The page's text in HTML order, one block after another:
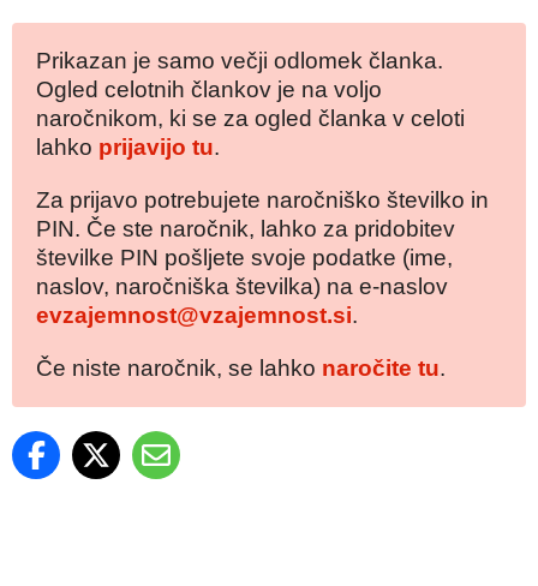
Prikazan je samo večji odlomek članka.
Ogled celotnih člankov je na voljo
naročnikom, ki se za ogled članka v celoti
lahko prijavijo tu.
Za prijavo potrebujete naročniško številko in
PIN. Če ste naročnik, lahko za pridobitev
številke PIN pošljete svoje podatke (ime,
naslov, naročniška številka) na e-naslov
evzajemnost@vzajemnost.si.
Če niste naročnik, se lahko naročite tu.